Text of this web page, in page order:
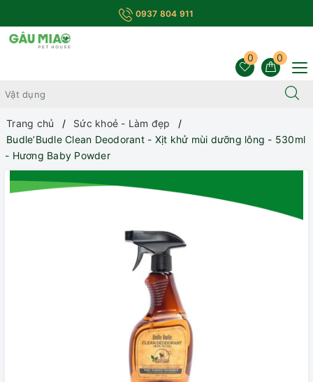
0937 804 911
0
0
Trang chủ
Sức khoẻ - Làm đẹp
Budle’Budle Clean Deodorant - Xịt khử mùi dưỡng lông - 530ml
- Hương Baby Powder